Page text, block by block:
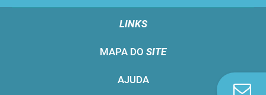
LINKS
MAPA DO SITE
AJUDA